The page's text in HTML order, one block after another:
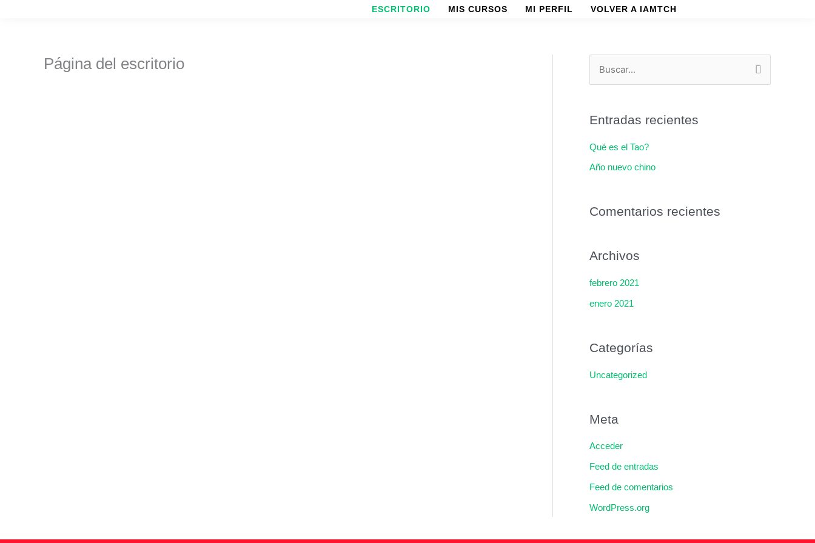
ESCRITORIO MIS CURSOS MI PERFIL VOLVER A IAMTCH
Página del escritorio
c
a
r
r
Entradas recientes
Qué es el Tao?
Año nuevo chino
Comentarios recientes
Archivos
febrero 2021
enero 2021
Categorías
Uncategorized
Meta
Acceder
Feed de entradas
Feed de comentarios
WordPress.org